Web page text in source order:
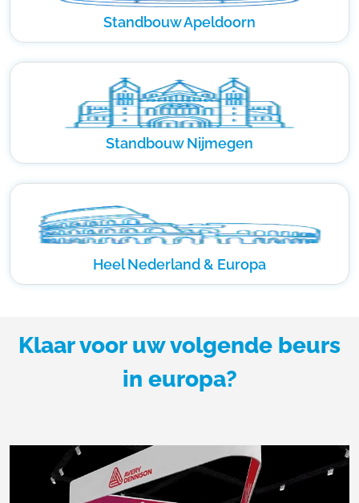
Standbouw Apeldoorn
Standbouw Nijmegen
Heel Nederland & Europa
Klaar voor uw volgende beurs
in europa?